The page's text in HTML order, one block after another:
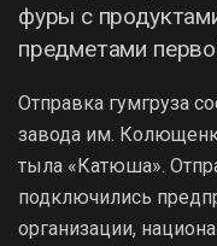
фуры с
предметами
Отправка гумгруза
завода им.
тыла «Катюша».
подключились
организации,